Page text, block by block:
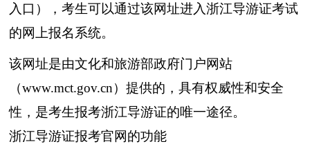
入口），考生可以通过该网址进入浙江导游证考试
的网上报名系统。
该网址是由文化和旅游部政府门户网站
（www.mct.gov.cn）提供的，具有权威性和安全
性，是考生报考浙江导游证的唯一途径。
浙江导游证报考官网的功能